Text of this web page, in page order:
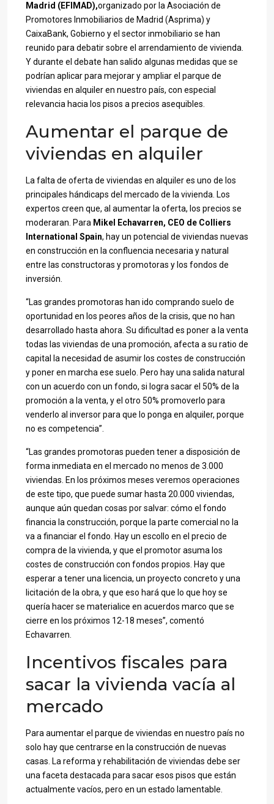
Madrid (EFIMAD),organizado por la Asociación de
Promotores Inmobiliarios de Madrid (Asprima) y
CaixaBank, Gobierno y el sector inmobiliario se han
reunido para debatir sobre el arrendamiento de vivienda.
Y durante el debate han salido algunas medidas que se
podrían aplicar para mejorar y ampliar el parque de
viviendas en alquiler en nuestro país, con especial
relevancia hacia los pisos a precios asequibles.
Aumentar el parque de
viviendas en alquiler
La falta de oferta de viviendas en alquiler es uno de los
principales hándicaps del mercado de la vivienda. Los
expertos creen que, al aumentar la oferta, los precios se
moderaran. Para Mikel Echavarren, CEO de Colliers
International Spain, hay un potencial de viviendas nuevas
en construcción en la confluencia necesaria y natural
entre las constructoras y promotoras y los fondos de
inversión.
“Las grandes promotoras han ido comprando suelo de
oportunidad en los peores años de la crisis, que no han
desarrollado hasta ahora. Su dificultad es poner a la venta
todas las viviendas de una promoción, afecta a su ratio de
capital la necesidad de asumir los costes de construcción
y poner en marcha ese suelo. Pero hay una salida natural
con un acuerdo con un fondo, si logra sacar el 50% de la
promoción a la venta, y el otro 50% promoverlo para
venderlo al inversor para que lo ponga en alquiler, porque
no es competencia”.
“Las grandes promotoras pueden tener a disposición de
forma inmediata en el mercado no menos de 3.000
viviendas. En los próximos meses veremos operaciones
de este tipo, que puede sumar hasta 20.000 viviendas,
aunque aún quedan cosas por salvar: cómo el fondo
financia la construcción, porque la parte comercial no la
va a financiar el fondo. Hay un escollo en el precio de
compra de la vivienda, y que el promotor asuma los
costes de construcción con fondos propios. Hay que
esperar a tener una licencia, un proyecto concreto y una
licitación de la obra, y que eso hará que lo que hoy se
quería hacer se materialice en acuerdos marco que se
cierre en los próximos 12-18 meses”, comentó
Echavarren.
Incentivos fiscales para
sacar la vivienda vacía al
mercado
Para aumentar el parque de viviendas en nuestro país no
solo hay que centrarse en la construcción de nuevas
casas. La reforma y rehabilitación de viviendas debe ser
una faceta destacada para sacar esos pisos que están
actualmente vacíos, pero en un estado lamentable.